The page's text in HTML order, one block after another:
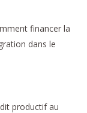
financer la
dans le
productif au